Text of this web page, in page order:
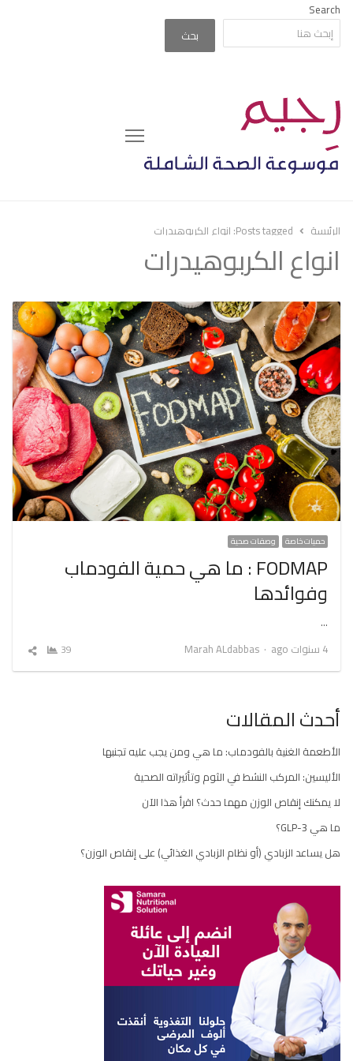
Search
بحث
Menu
الرئيسة Posts tagged: انواع الكربوهيدرات
انواع الكربوهيدرات
حميات خاصة وصفات صحية
FODMAP : ما هي حمية الفودماب
وفوائدها
…
4 سنوات ago
Author
Marah ALdabbas
39
شارك
أحدث المقالات
الأطعمة الغنية بالفودماب: ما هي ومن يجب عليه تجنبها
الأليسين: المركب النشط في الثوم وتأثيراته الصحية
لا يمكنك إنقاص الوزن مهما حدث؟ اقرأ هذا الآن
ما هي GLP-3؟
هل يساعد الزبادي (أو نظام الزبادي الغذائي) على إنقاص الوزن؟